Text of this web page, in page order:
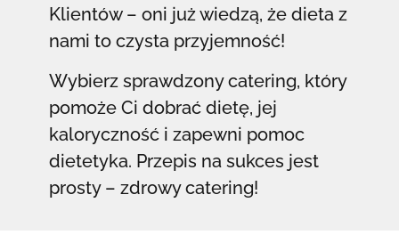
Klientów – oni już wiedzą, że dieta z
nami to czysta przyjemność!
Wybierz sprawdzony catering, który
pomoże Ci dobrać dietę, jej
kaloryczność i zapewni pomoc
dietetyka. Przepis na sukces jest
prosty – zdrowy catering!